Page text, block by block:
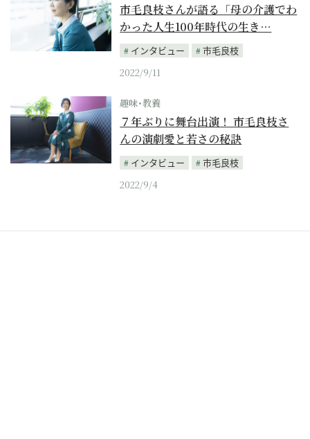
市毛良枝さんが語る「母の介護でわ
かった人生100年時代の生き…
インタビュー
市毛良枝
2022/9/11
趣味･教養
７年ぶりに舞台出演！ 市毛良枝さ
んの演劇愛と若さの秘訣
インタビュー
市毛良枝
2022/9/4